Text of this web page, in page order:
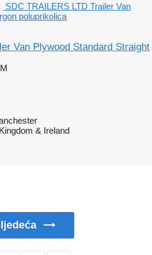
SDC TRAILERS LTD Trailer Van
poluprikolica
Van Plywood Standard Straight
& Ireland